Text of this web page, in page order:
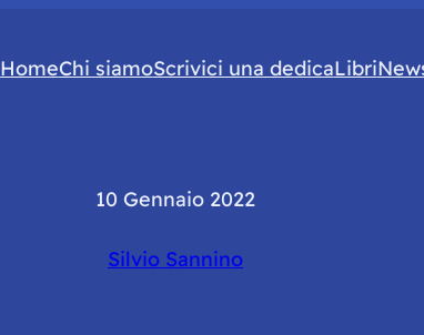
HomeChi siamoScrivici una dedicaLibri
10 Gennaio 2022
Silvio Sannino